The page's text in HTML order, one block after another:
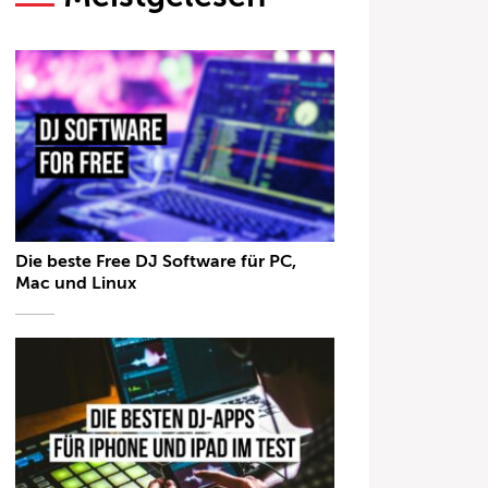
Die beste Free DJ Software für PC,
Mac und Linux